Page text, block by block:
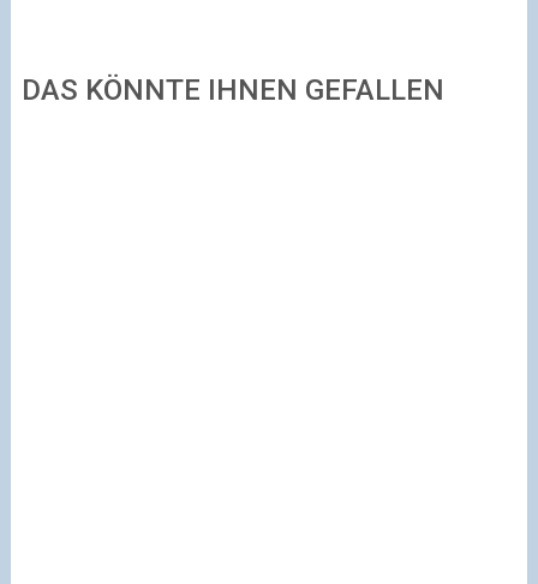
DAS KÖNNTE IHNEN GEFALLEN